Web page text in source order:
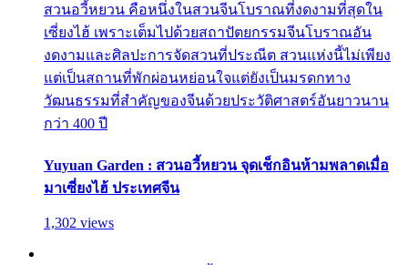
สวนอวี้หยวน คือหนึ่งในสวนจีนโบราณที่งดงามที่สุดใน
เซี่ยงไฮ้ เพราะเต็มไปด้วยสถาปัตยกรรมจีนโบราณอัน
งดงามและศิลปะการจัดสวนที่ประณีต สวนแห่งนี้ไม่เพียง
แต่เป็นสถานที่พักผ่อนหย่อนใจแต่ยังเป็นมรดกทาง
วัฒนธรรมที่สำคัญของจีนด้วยประวัติศาสตร์อันยาวนาน
กว่า 400 ปี
Yuyuan Garden : สวนอวี้หยวน จุดเช็กอินห้ามพลาดเมื่อ
มาเซี่ยงไฮ้ ประเทศจีน
1,302 views